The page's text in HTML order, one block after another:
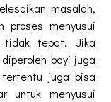
masalah,
proses menyusui
tidak tepat. Jika
bayi juga
juga bisa
untuk menyusui